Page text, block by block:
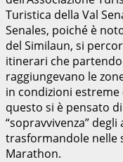
Turistica della Val
Senales, poiché è
del Similaun, si
itinerari che
raggiungevano le
in condizioni estreme
questo si è pensato
“sopravvivenza”
trasformandole nelle
Marathon.